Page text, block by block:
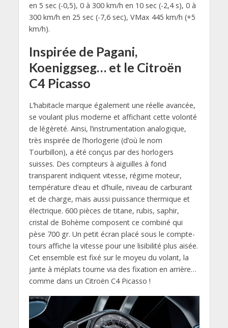
en 5 sec (-0,5), 0 à 300 km/h en 10 sec (-2,4 s), 0 à
300 km/h en 25 sec (-7,6 sec), VMax 445 km/h (+5
km/h).
Inspirée de Pagani,
Koeniggseg… et le Citroën
C4 Picasso
L’habitacle marque également une réelle avancée,
se voulant plus moderne et affichant cette volonté
de légèreté. Ainsi, l’instrumentation analogique,
très inspirée de l’horlogerie (d’où le nom
Tourbillon), a été conçus par des horlogers
suisses. Des compteurs à aiguilles à fond
transparent indiquent vitesse, régime moteur,
température d’eau et d’huile, niveau de carburant
et de charge, mais aussi puissance thermique et
électrique. 600 pièces de titane, rubis, saphir,
cristal de Bohème composent ce combiné qui
pèse 700 gr. Un petit écran placé sous le compte-
tours affiche la vitesse pour une lisibilité plus aisée.
Cet ensemble est fixé sur le moyeu du volant, la
jante à méplats tourne via des fixation en arrière…
comme dans un Citroën C4 Picasso !